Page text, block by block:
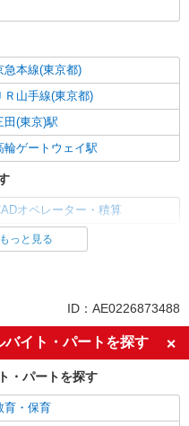
急本線(東京都)
Ｒ山手線(東京都)
田(東京)駅
輪ゲートウェイ駅
オペレーター・積算
探す
面接OK
経験歓迎
新卒・第二新卒歓迎
婦・主夫歓迎
っと見る
ID：AE0226873488
バイト・パートを探す
・パートを探す
育・保育